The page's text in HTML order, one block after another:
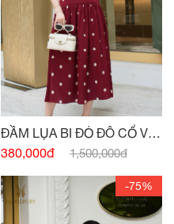
ĐẦM LỤA BI ĐỎ ĐÔ CỔ V
SAU
380,000đ 1,500,000đ
-75%